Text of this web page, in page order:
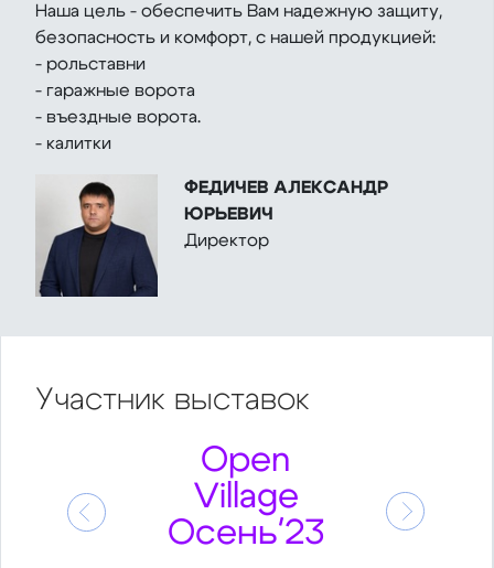
Наша цель - обеспечить Вам надежную защиту,
безопасность и комфорт, с нашей продукцией:
- рольставни
- гаражные ворота
- въездные ворота.
- калитки
ФЕДИЧЕВ АЛЕКСАНДР
ЮРЬЕВИЧ
Директор
Участник выставок
Open
Village
Осень'23
Предыдущий